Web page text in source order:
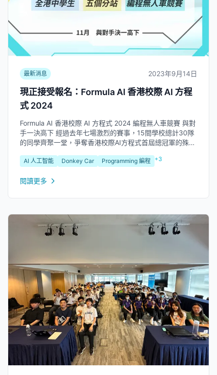
最新消息 2023年9月14日
現正接受報名：Formula AI 香港校際 AI 方程
式 2024
Formula AI 香港校際 AI 方程式 2024 編程無人車競賽 與對
手一決高下 經過去年七場激烈的賽事，15間學校總計30隊
的同學齊聚一堂，爭奪香港校際AI方程式首屆總冠軍的殊
戰，他們都嘗試努力克服，過程中的毅力和堅持令人印象深
AI 人工智能 Donkey Car Programming 編程 +3
閱讀更多